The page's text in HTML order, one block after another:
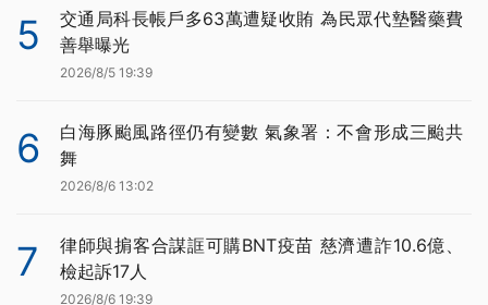
5
交通局科長帳戶多63萬遭疑收賄 為民眾代墊醫藥費
善舉曝光
2026/8/5 19:39
6
白海豚颱風路徑仍有變數 氣象署：不會形成三颱共
舞
2026/8/6 13:02
7
律師與掮客合謀誆可購BNT疫苗 慈濟遭詐10.6億、
檢起訴17人
2026/8/6 19:39